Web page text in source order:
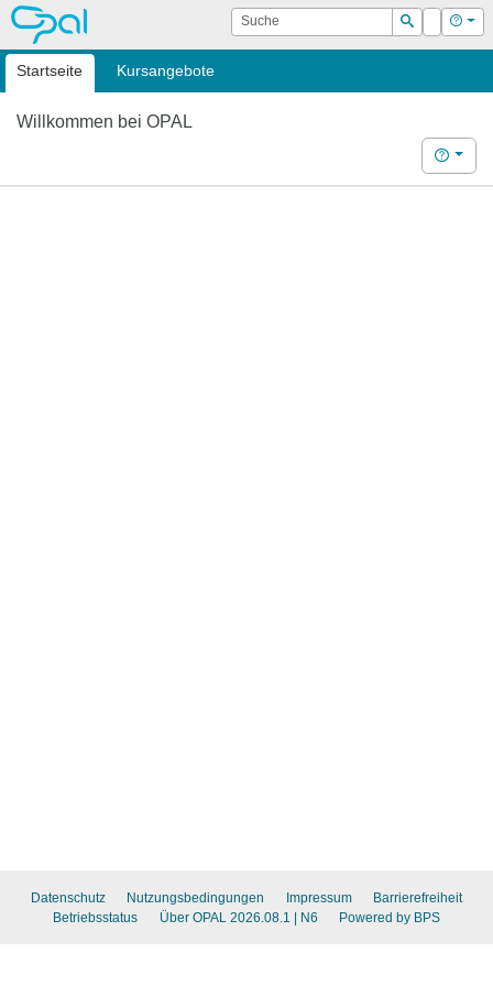
OPAL Suche
Suchen
Login Hilfe
Startseite Kursangebote
Willkommen bei OPAL
Hilfe
Datenschutz Nutzungsbedingungen Impressum
Barrierefreiheit
Betriebsstatus
Über OPAL 2026.08.1 | N6 Powered by BPS